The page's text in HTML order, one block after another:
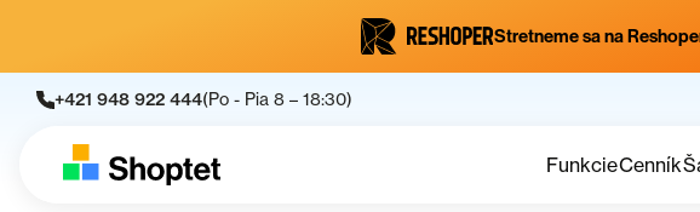
Stretneme sa na
+421 948 922 444(Po - Pia 8 – 18:30)
FunkcieCenník